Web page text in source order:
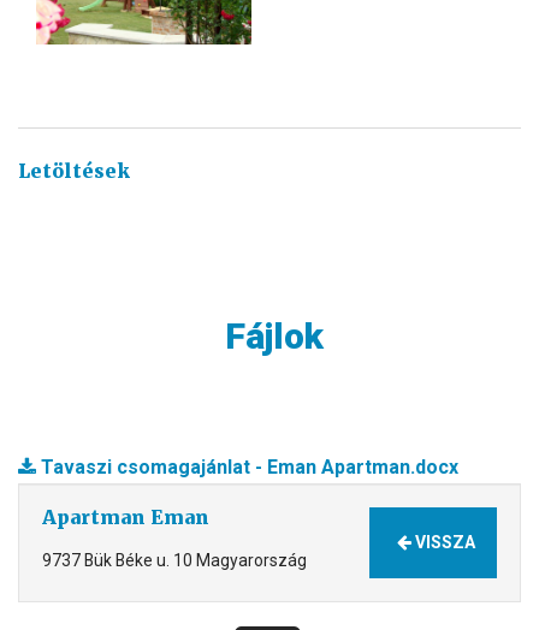
Letöltések
Fájlok
Tavaszi csomagajánlat - Eman Apartman.docx
Apartman Eman
9737 Bük Béke u. 10 Magyarország
VISSZA